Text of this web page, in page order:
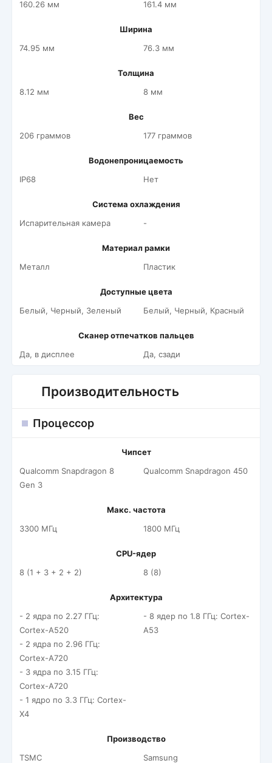
160.26 мм 161.4 мм
Ширина
74.95 мм
76.3 мм
Толщина
8.12 мм
8 мм
Вес
206 граммов
177 граммов
Водонепроницаемость
IP68
Нет
Система охлаждения
Испарительная камера
-
Материал рамки
Металл
Пластик
Доступные цвета
Белый, Черный, Зеленый
Белый, Черный, Красный
Сканер отпечатков пальцев
Да, в дисплее
Да, сзади
Производительность
Процессор
Чипсет
Qualcomm Snapdragon 8
Gen 3
Qualcomm Snapdragon 450
Макс. частота
3300 МГц
1800 МГц
CPU-ядер
8 (1 + 3 + 2 + 2)
8 (8)
Архитектура
- 2 ядра по 2.27 ГГц:
Cortex-A520
- 2 ядра по 2.96 ГГц:
Cortex-A720
- 3 ядра по 3.15 ГГц:
Cortex-A720
- 1 ядро по 3.3 ГГц: Cortex-
X4
- 8 ядер по 1.8 ГГц: Cortex-
A53
Производство
TSMC
Samsung